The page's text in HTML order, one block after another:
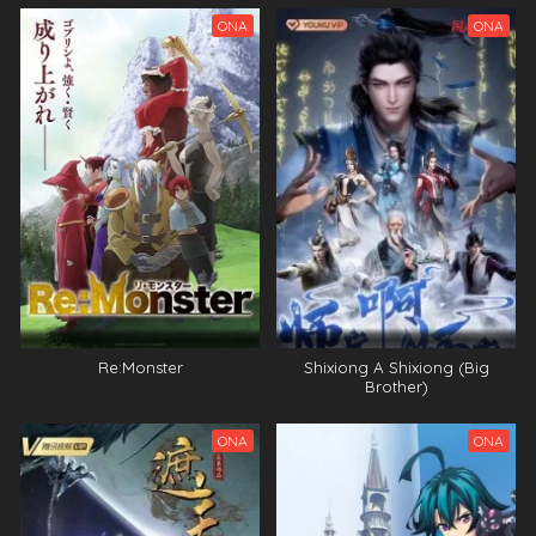
ONA
Re:Monster
ONA
Shixiong A Shixiong (Big
Brother)
ONA ONA
Eps 18 - Tensei Shitara Slime Datta Ken Saison 3
Épisode 18 - October 4, 2024
Tensei Shitara Slime Datta Ken Saison 3
Épisode 15
Eps 15 - Tensei Shitara Slime Datta Ken Saison 3
Épisode 15 - October 4, 2024
Tensei Shitara Slime Datta Ken Saison 3
Épisode 16
Eps 16 - Tensei Shitara Slime Datta Ken Saison 3
Épisode 16 - October 4, 2024
Tensei Shitara Slime Datta Ken Saison 3
Épisode 16
Eps 16 - Tensei Shitara Slime Datta Ken Saison 3
Épisode 16 - October 4, 2024
Épisode 14
Eps 14 - Tensei Shitara Slime Datta Ken Saison 3
Épisode 14 - October 4, 2024
Tensei Shitara Slime Datta Ken Saison 3